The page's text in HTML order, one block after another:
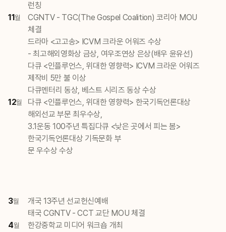
런칭
11월
CGNTV - TGC(The Gospel Coalition) 코리아 MOU
체결
드라마 <고고송> ICVM 크라운 어워즈 수상
- 최고해외영화상 금상, 여우조연상 은상(배우 윤유선)
다큐 <인플루언스, 위대한 영향력> ICVM 크라운 어워즈
제작비 5만 불 이상
다큐멘터리 동상, 베스트 시리즈 동상 수상
12월
다큐 <인플루언스, 위대한 영향력> 한국기독언론대상
해외선교 부문 최우수상,
3.1운동 100주년 특집다큐 <낮은 곳에서 피는 봄>
한국기독언론대상 기독문화 부
문 우수상 수상
3월
개국 13주년 선교헌신예배
태국 CGNTV - CCT 교단 MOU 체결
4월
한강중학교 미디어 워크숍 개최